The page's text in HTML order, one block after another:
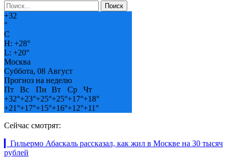
+32
°
C
H: +28°
L: +20°
Москва
Суббота, 08 Август
Прогноз на неделю
Пт
Вс Пн Вт Ср
Чт
+32°+23°+25°+25°+17°+18°
+21°+17°+15°+16°+12°+11°
Сейчас смотрят:
▎Гильермо Абаскаль рассказал, как жил в Москве на 30 тысяч
рублей